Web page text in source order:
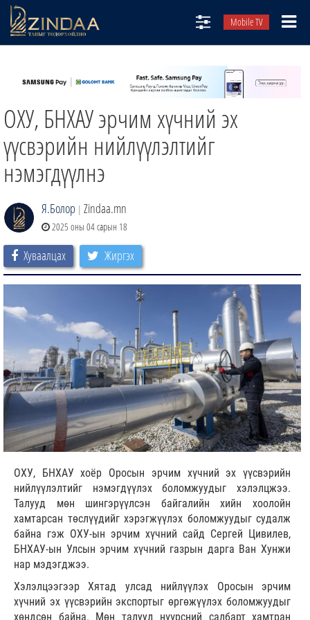
Mobile TV
ТВ8
ӨГЛӨӨНИЙ СОНИН
АУДИО ЗОХИОЛ
ЗИНДАА СЭТГҮҮЛ
ОХУ, БНХАУ эрчим хүчний эх
үүсвэрийн нийлүүлэлтийг
нэмэгдүүлнэ
Я.Болор | Zindaa.mn
2025 оны 04 сарын 18
Хуваалцах Жиргэх
ОХУ, БНХАУ хоёр Оросын эрчим хүчний эх үүсвэрийн
нийлүүлэлтийг нэмэгдүүлэх боломжуудыг хэлэлцжээ.
Талууд мөн шингэрүүлсэн байгалийн хийн хоолойн
хамтарсан төслүүдийг хэрэгжүүлэх боломжуудыг судалж
байна гэж ОХУ-ын эрчим хүчний сайд Сергей Цивилев,
БНХАУ-ын Улсын эрчим хүчний газрын дарга Ван Хунжи
нар мэдэгджээ.
Хэлэлцээгээр Хятад улсад нийлүүлэх Оросын эрчим
хүчний эх үүсвэрийн экспортыг өргөжүүлэх боломжуудыг
хөндсөн байна. Мөн талууд нүүрсний салбарт хамтран